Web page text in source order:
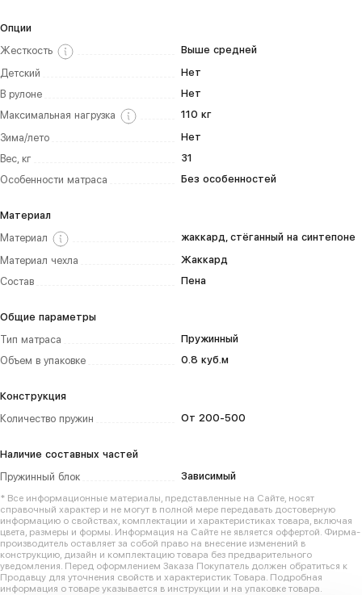
Опции
Жесткость
Выше средней
Детский
Нет
В рулоне
Нет
Максимальная нагрузка
110 кг
Зима/лето
Нет
Вес, кг
31
Особенности матраса
Без особенностей
Материал
Материал
жаккард, стёганный на синтепоне
Материал чехла
Жаккард
Состав
Пена
Общие параметры
Тип матраса
Пружинный
Объем в упаковке
0.8 куб.м
Конструкция
Количество пружин
От 200-500
Наличие составных частей
Пружинный блок
Зависимый
* Все информационные материалы, представленные на Сайте, носят
справочный характер и не могут в полной мере передавать достоверную
информацию о свойствах, комплектации и характеристиках товара, включая
цвета, размеры и формы. Информация на Сайте не является оффертой. Фирма-
производитель оставляет за собой право на внесение изменений в
конструкцию, дизайн и комплектацию товара без предварительного
уведомления. Перед оформлением Заказа Покупатель должен обратиться к
Продавцу для уточнения свойств и характеристик Товара. Подробная
информация о товаре указывается в инструкции и на упаковке товара.